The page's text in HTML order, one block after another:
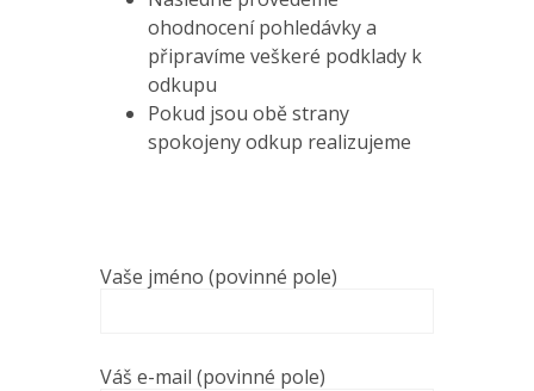
ohodnocení pohledávky a
připravíme veškeré podklady k
odkupu
Pokud jsou obě strany
spokojeny odkup realizujeme
Vaše jméno (povinné pole)
Váš e-mail (povinné pole)